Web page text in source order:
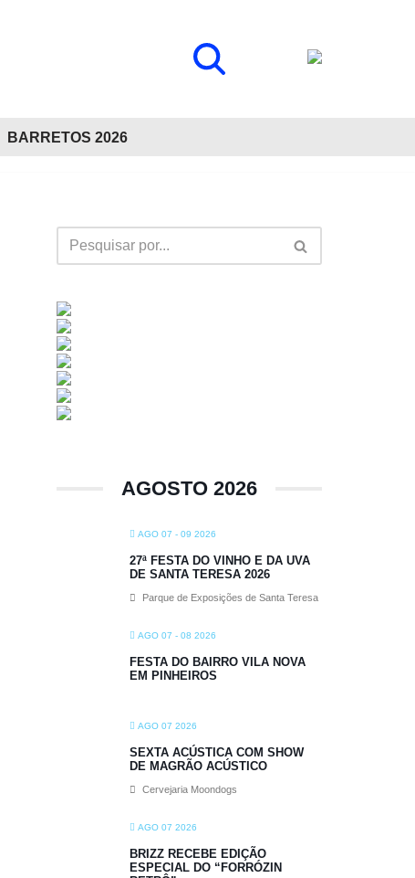
BARRETOS 2026
AGOSTO 2026
AGO 07 - 09 2026
27ª FESTA DO VINHO E DA UVA
DE SANTA TERESA 2026
Parque de Exposições de Santa Teresa
AGO 07 - 08 2026
FESTA DO BAIRRO VILA NOVA
EM PINHEIROS
AGO 07 2026
SEXTA ACÚSTICA COM SHOW
DE MAGRÃO ACÚSTICO
Cervejaria Moondogs
AGO 07 2026
BRIZZ RECEBE EDIÇÃO
ESPECIAL DO “FORRÓZIN